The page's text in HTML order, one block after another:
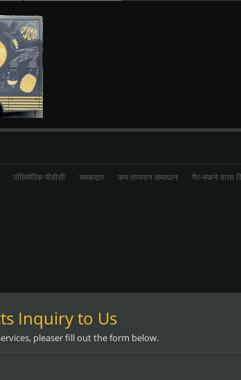
पॉलिमेरिक पीवीसी चमकदार कम तापमान समाधान गैर-रुकने वाला